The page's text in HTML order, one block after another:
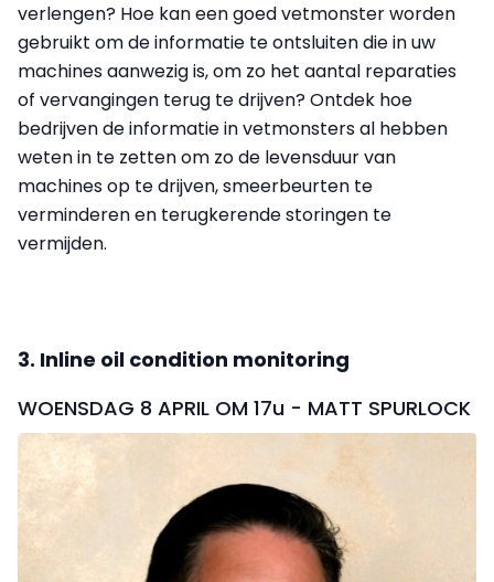
verlengen? Hoe kan een goed vetmonster worden
gebruikt om de informatie te ontsluiten die in uw
machines aanwezig is, om zo het aantal reparaties
of vervangingen terug te drijven? Ontdek hoe
bedrijven de informatie in vetmonsters al hebben
weten in te zetten om zo de levensduur van
machines op te drijven, smeerbeurten te
verminderen en terugkerende storingen te
vermijden.
3. Inline oil condition monitoring
WOENSDAG 8 APRIL OM 17u - MATT SPURLOCK